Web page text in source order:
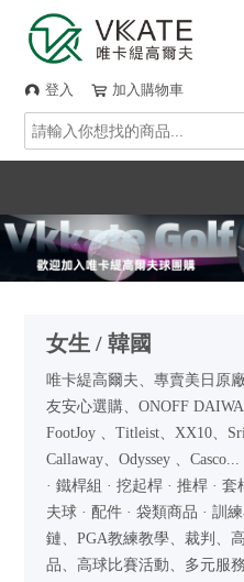
 登入  加入購物車
女生 / 韓國
唯卡緹高爾夫、專賣美日原
友安心選購、ONOFF
FootJoy 、Titleist、XX10、
Callaway、Odyssey 、
· 鐵桿組 · 挖起桿 · 推桿 ·
夫球 · 配件 · 袋類商品 · 訓
鏈、PGA教練教學、裁判、
品、高球比賽活動、多元服